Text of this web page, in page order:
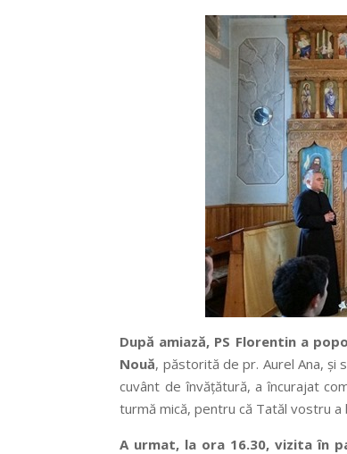
După amiază, PS Florentin a
Nouă, păstorită de pr. Aurel Ana, și
cuvânt de învățătură, a încurajat
turmă mică, pentru că Tatăl vostru a
A urmat, la ora 16.30, vizita în